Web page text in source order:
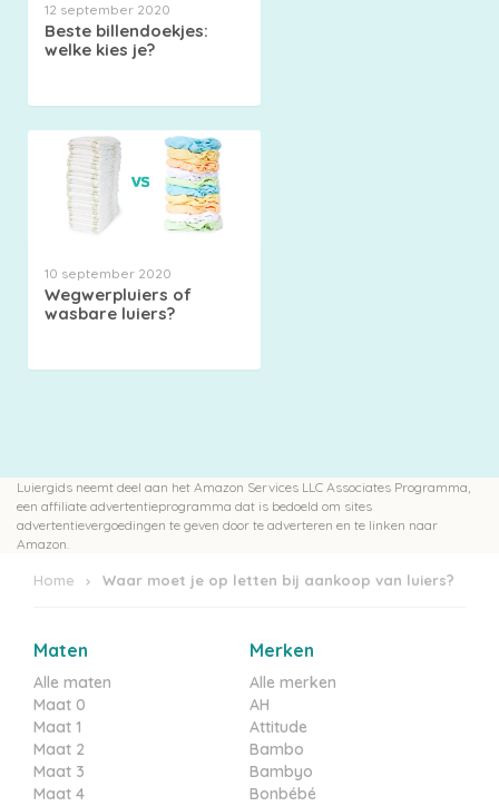
12 september 2020
Beste billendoekjes:
welke kies je?
10 september 2020
Wegwerpluiers of
wasbare luiers?
Luiergids neemt deel aan het Amazon Services LLC Associates Programma,
een affiliate advertentieprogramma dat is bedoeld om sites
advertentievergoedingen te geven door te adverteren en te linken naar
Amazon.
Home Waar moet je op letten bij aankoop van luiers?
Maten
Alle maten
Maat 0
Maat 1
Maat 2
Maat 3
Maat 4
Merken
Alle merken
AH
Attitude
Bambo
Bambyo
Bonbébé